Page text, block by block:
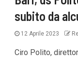
subito da
12 Aprile 2023
Ciro Polito,